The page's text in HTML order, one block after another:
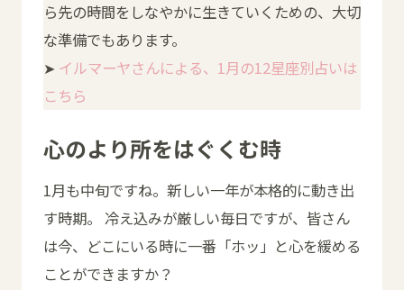
ら先の時間をしなやかに生きていくための、大切
な準備でもあります。
➤ イルマーヤさんによる、1月の12星座別占いは
こちら
心のより所をはぐくむ時
1月も中旬ですね。新しい一年が本格的に動き出
す時期。 冷え込みが厳しい毎日ですが、皆さん
は今、どこにいる時に一番「ホッ」と心を緩める
ことができますか？